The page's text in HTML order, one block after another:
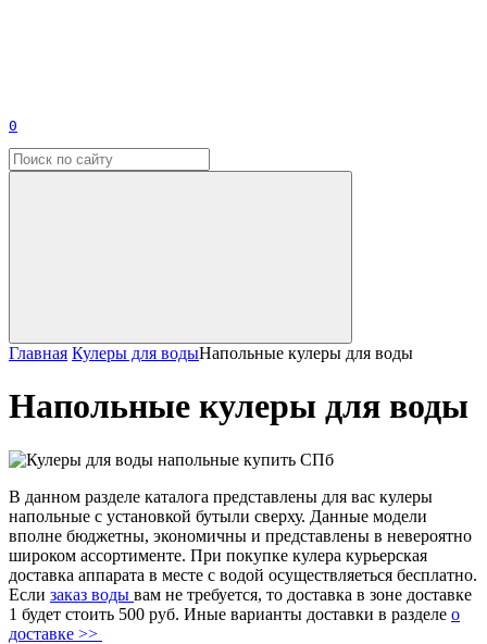
0
Главная Кулеры для водыНапольные кулеры для воды
Напольные кулеры для воды
В данном разделе каталога представлены для вас кулеры
напольные с установкой бутыли сверху. Данные модели
вполне бюджетны, экономичны и представлены в невероятно
широком ассортименте. При покупке кулера курьерская
доставка аппарата в месте с водой осуществляеться бесплатно.
Если заказ воды вам не требуется, то доставка в зоне доставке
1 будет стоить 500 руб. Иные варианты доставки в разделе о
доставке >>